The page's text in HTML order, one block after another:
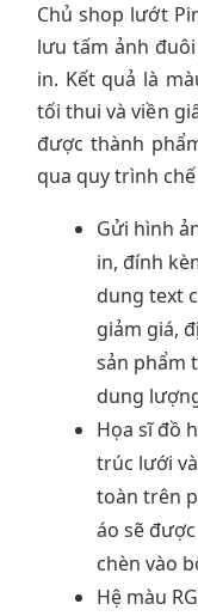
Chủ shop lướt
lưu tấm ảnh
in. Kết quả là
tối thui và viền
được thành
qua quy trình
Gửi hình
in, đính
dung text
giảm giá,
sản phẩm
dung
Họa sĩ đồ
trúc lưới
toàn trên
áo sẽ
chèn vào
Hệ màu